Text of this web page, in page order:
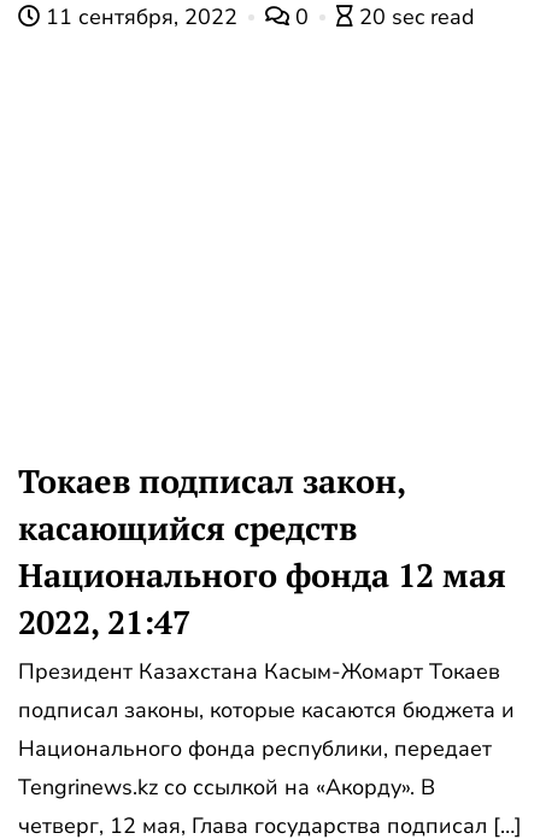
11 сентября, 2022 0 20 sec read
Токаев подписал закон,
касающийся средств
Национального фонда 12 мая
2022, 21:47
Президент Казахстана Касым-Жомарт Токаев
подписал законы, которые касаются бюджета и
Национального фонда республики, передает
Tengrinews.kz со ссылкой на «Акорду». В
четверг, 12 мая, Глава государства подписал […]